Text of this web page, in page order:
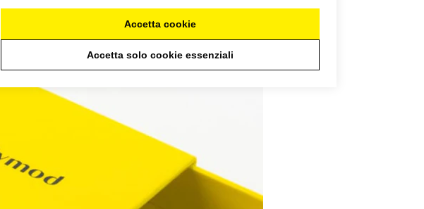
Accetta cookie
Accetta solo cookie essenziali